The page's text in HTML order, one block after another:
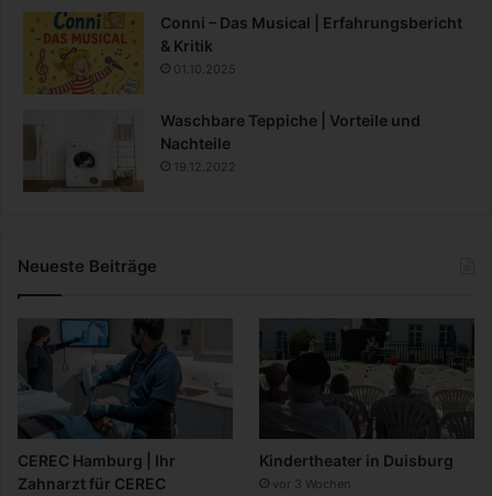
Conni – Das Musical | Erfahrungsbericht
& Kritik
01.10.2025
Waschbare Teppiche | Vorteile und
Nachteile
19.12.2022
Neueste Beiträge
CEREC Hamburg | Ihr
Zahnarzt für CEREC
Kindertheater in Duisburg
vor 3 Wochen